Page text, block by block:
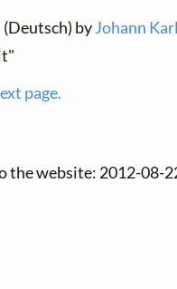
byJohann
page.
the website: 2012-08-